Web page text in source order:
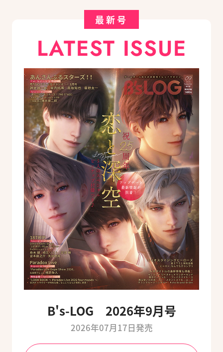
最新号
LATEST ISSUE
B's-LOG 2026年9月号
2026年07月17日発売